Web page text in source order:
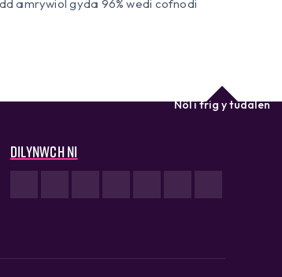
amrywiol gyda 96% wedi cofnodi
Dilynwch ni
Nôl i frig y tudalen